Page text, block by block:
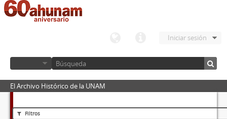
Iniciar sesión
El Archivo Histórico de la UNAM
Filtros